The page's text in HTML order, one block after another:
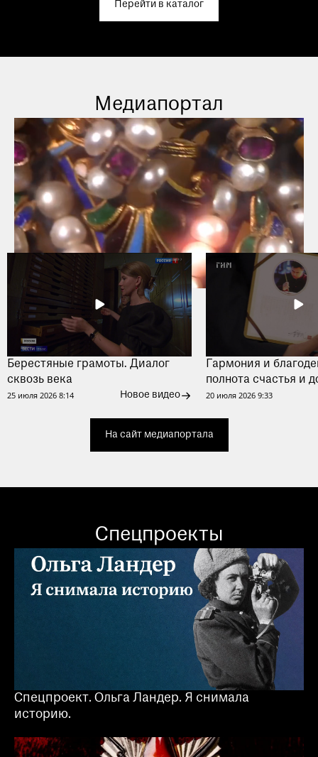
Перейти в каталог
Медиапортал
Берестяные грамоты. Диалог
сквозь века
25 июля 2026 8:14 Новое видео
Гармония и
полнота счастья и
20 июля 2026 9:33
На сайт медиапортала
Спецпроекты
Спецпроект. Ольга Ландер. Я снимала
историю.